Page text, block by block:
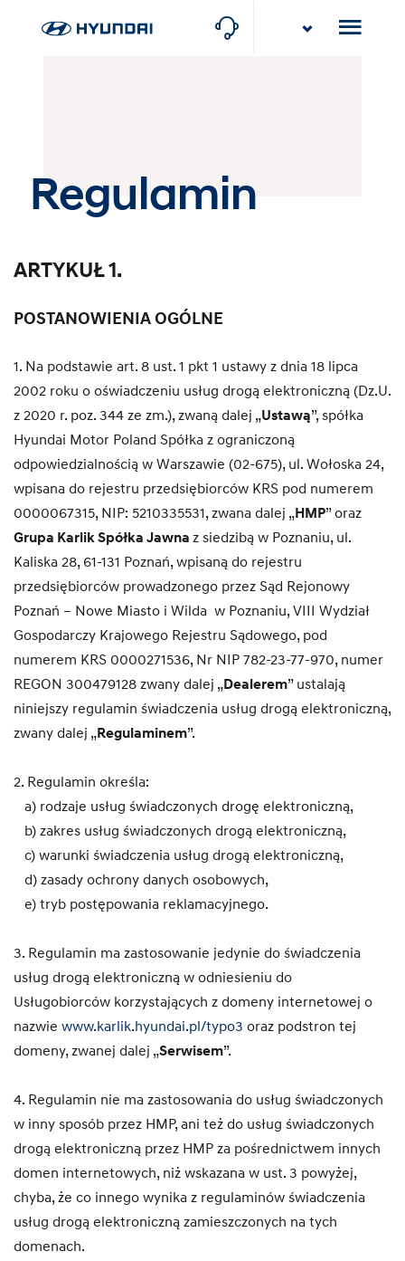
Regulamin
ARTYKUŁ 1.
POSTANOWIENIA OGÓLNE
1. Na podstawie art. 8 ust. 1 pkt 1 ustawy z dnia 18 lipca
2002 roku o oświadczeniu usług drogą elektroniczną (Dz.U.
z 2020 r. poz. 344 ze zm.), zwaną dalej „Ustawą”, spółka
Hyundai Motor Poland Spółka z ograniczoną
odpowiedzialnością w Warszawie (02-675), ul. Wołoska 24,
wpisana do rejestru przedsiębiorców KRS pod numerem
0000067315, NIP: 5210335531, zwana dalej „HMP” oraz
Grupa Karlik Spółka Jawna z siedzibą w Poznaniu, ul.
Kaliska 28, 61-131 Poznań,wpisaną do rejestru
przedsiębiorców prowadzonego przez Sąd Rejonowy
Poznań – Nowe Miasto i Wilda w Poznaniu, VIII Wydział
Gospodarczy Krajowego Rejestru Sądowego, pod
numerem KRS 0000271536, Nr NIP 782-23-77-970, numer
REGON 300479128 zwany dalej „Dealerem” ustalają
niniejszy regulamin świadczenia usług drogą elektroniczną,
zwany dalej „Regulaminem”.
2. Regulamin określa:
a) rodzaje usług świadczonych drogę elektroniczną,
b) zakres usług świadczonych drogą elektroniczną,
c) warunki świadczenia usług drogą elektroniczną,
d) zasady ochrony danych osobowych,
e) tryb postępowania reklamacyjnego.
3. Regulamin ma zastosowanie jedynie do świadczenia
usług drogą elektroniczną w odniesieniu do
Usługobiorców korzystających z domeny internetowej o
nazwie www.karlik.hyundai.pl/typo3 oraz podstron tej
domeny, zwanej dalej „Serwisem”.
4. Regulamin nie ma zastosowania do usług świadczonych
w inny sposób przez HMP, ani też do usług świadczonych
drogą elektroniczną przez HMP za pośrednictwem innych
domen internetowych, niż wskazana w ust. 3 powyżej,
chyba, że co innego wynika z regulaminów świadczenia
usług drogą elektroniczną zamieszczonych na tych
domenach.